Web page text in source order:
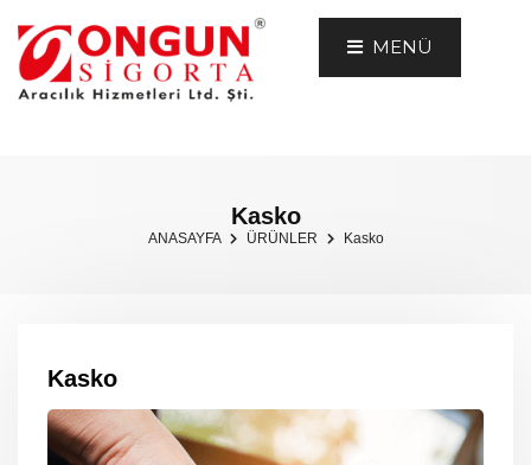
MENÜ
Kasko
ANASAYFA ÜRÜNLER Kasko
Kasko